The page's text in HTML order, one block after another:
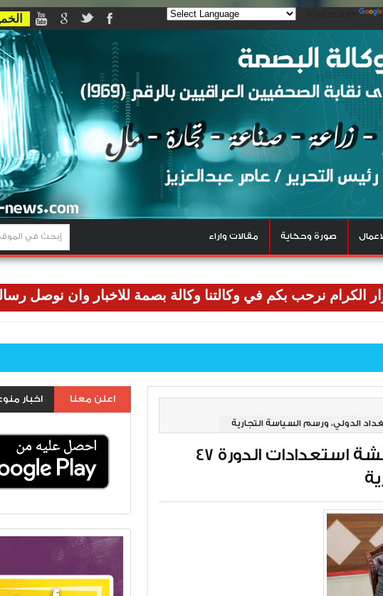
الخميس 6,
صورة وحكاية مقالات واراء
نرحب بكم في وكالتنا وكالة بصمة للاخبار وان نوصل رسالتنا
وزير التجارة يترأس اجتماعا لهيئة الرأي لمناقشة استعدادات الدورة 47
اعلن معنا اخبار